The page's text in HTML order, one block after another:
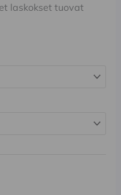
laskokset tuovat